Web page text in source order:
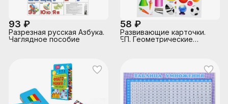
93 ₽
Разрезная русская Азбука.
Наглядное пособие
58 ₽
Развивающие карточки.
ЕП. Геометрические